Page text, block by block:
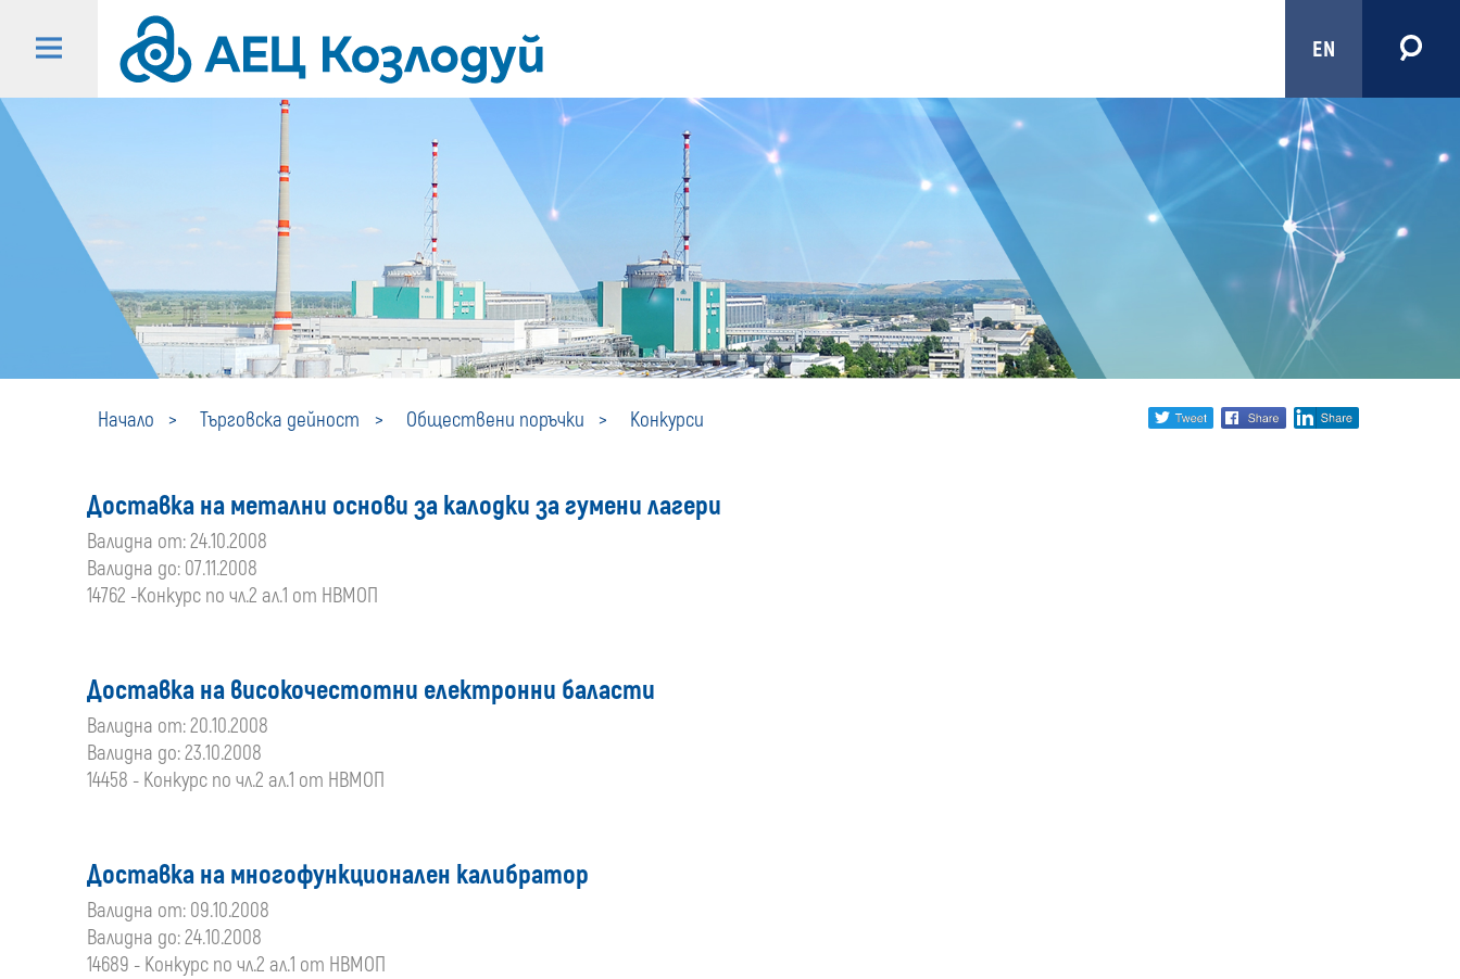
EN
Начало Търговска дейност Обществени поръчки Конкурси
Share
twitter facebook
Доставка на метални основи за калодки за гумени лагери
Валидна от: 24.10.2008
Валидна до: 07.11.2008
14762 -Конкурс по чл.2 ал.1 от НВМОП
Доставка на високочестотни електронни баласти
Валидна от: 20.10.2008
Валидна до: 23.10.2008
14458 - Конкурс по чл.2 ал.1 от НВМОП
Доставка на многофункционален калибратор
Валидна от: 09.10.2008
Валидна до: 24.10.2008
14689 - Конкурс по чл.2 ал.1 от НВМОП